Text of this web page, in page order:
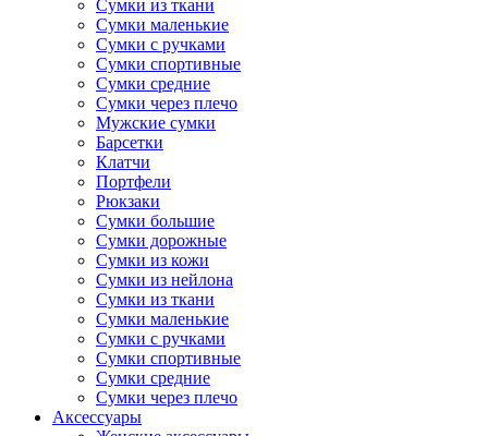
Сумки из ткани
Сумки маленькие
Сумки с ручками
Сумки спортивные
Сумки средние
Сумки через плечо
Мужские сумки
Барсетки
Клатчи
Портфели
Рюкзаки
Сумки большие
Сумки дорожные
Сумки из кожи
Сумки из нейлона
Сумки из ткани
Сумки маленькие
Сумки с ручками
Сумки спортивные
Сумки средние
Сумки через плечо
Аксессуары